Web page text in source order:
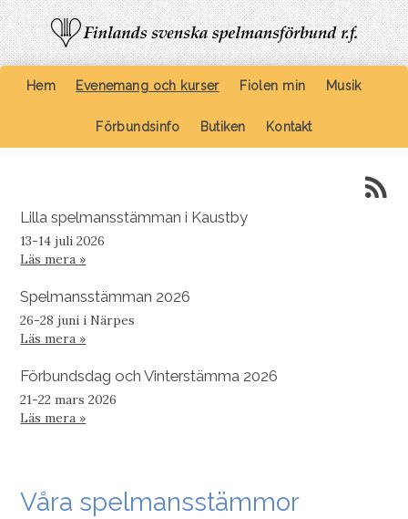
Hem Evenemang och kurser Fiolen min Musik
Förbundsinfo Butiken Kontakt
Lilla spelmansstämman i Kaustby
13-14 juli 2026
Läs mera »
Spelmansstämman 2026
26-28 juni i Närpes
Läs mera »
Förbundsdag och Vinterstämma 2026
21-22 mars 2026
Läs mera »
Våra spelmansstämmor